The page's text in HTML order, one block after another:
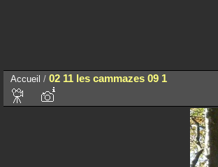
Accueil / 02 11 les cammazes 09 1